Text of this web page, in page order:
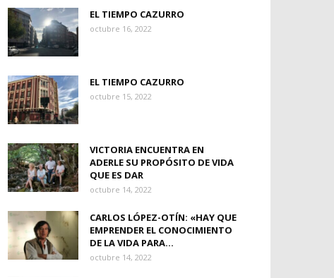
EL TIEMPO CAZURRO
octubre 16, 2022
EL TIEMPO CAZURRO
octubre 15, 2022
VICTORIA ENCUENTRA EN
ADERLE SU PROPÓSITO DE VIDA
QUE ES DAR
octubre 14, 2022
CARLOS LÓPEZ-OTÍN: «HAY QUE
EMPRENDER EL CONOCIMIENTO
DE LA VIDA PARA...
octubre 14, 2022